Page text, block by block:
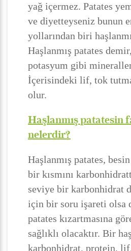
yağ içermez. Patates
ve diyetteyseniz bunun
yollarından biri
Haşlanmış patates
potasyum gibi
İçerisindeki lif, tok
olur.
Haşlanmış patatesin
nelerdir?
Haşlanmış patates,
bir kısmını
seviye bir karbonhidrat
için bir soru işareti olsa
patates kızartmasına
sağlıklı olacaktır. Bir
karbonhidrat, protein,